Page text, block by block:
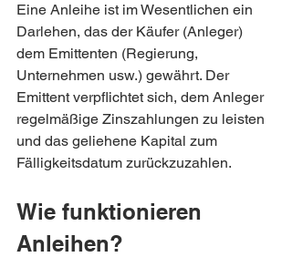
Eine Anleihe ist im Wesentlichen ein
Darlehen, das der Käufer (Anleger)
dem Emittenten (Regierung,
Unternehmen usw.) gewährt. Der
Emittent verpflichtet sich, dem Anleger
regelmäßige Zinszahlungen zu leisten
und das geliehene Kapital zum
Fälligkeitsdatum zurückzuzahlen.
Wie funktionieren
Anleihen?